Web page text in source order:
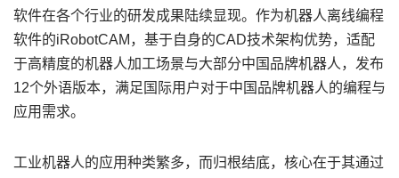
软件在各个行业的研发成果陆续显现。作为机器人离线编程
软件的iRobotCAM，基于自身的CAD技术架构优势，适配
于高精度的机器人加工场景与大部分中国品牌机器人，发布
12个外语版本，满足国际用户对于中国品牌机器人的编程与
应用需求。
工业机器人的应用种类繁多，而归根结底，核心在于其通过